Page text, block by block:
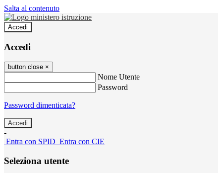
Salta al contenuto
Accedi
Accedi
button close ×
Nome Utente
Password
Password dimenticata?
-
Entra con SPID Entra con CIE
Seleziona utente